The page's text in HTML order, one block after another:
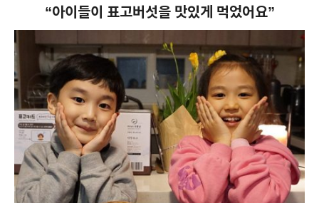
“아이들이 표고버섯을 맛있게 먹었어요”